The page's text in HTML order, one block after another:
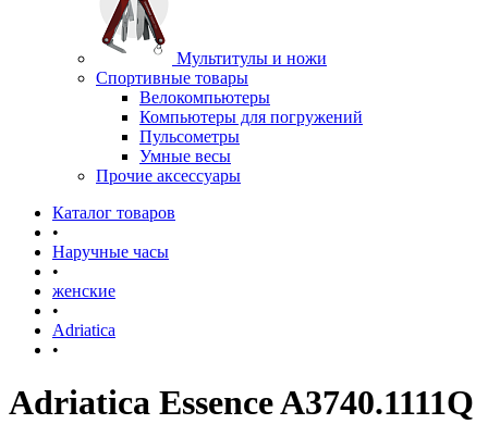
Мультитулы и ножи
Спортивные товары
Велокомпьютеры
Компьютеры для погружений
Пульсометры
Умные весы
Прочие аксессуары
Каталог товаров
•
Наручные часы
•
женские
•
Adriatica
•
Adriatica Essence A3740.1111Q